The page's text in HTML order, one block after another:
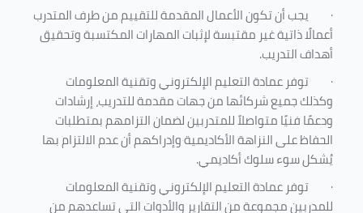
· يجب أن تكون الأعمال المقدمة للتقييم من طرف المتدرب
أعمالًا ذاتية غير مقتبسة لإثبات المهارات المكتسبة وتحقيق
أهداف التدريب.
· توفر عمادة التعليم الإلكتروني وتقنية المعلومات
وكذلك جميع شركائها من جهات مقدمة للتدريب، إرشادات
ودعمًا فنيًا متواصلاً للمتدربين لضمان التزامهم بمتطلبات
الحفاظ على النزاهة الأكاديمية وإدراكهم أن عدم الالتزام بها
يُشكل سوء سلوك أكاديمي.
· توفر عمادة التعليم الإلكتروني وتقنية المعلومات
للمدربين مجموعة من التقارير والأدوات التي تساعدهم من